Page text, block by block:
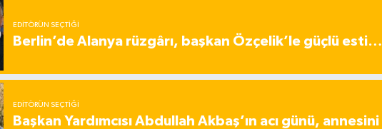
EDITÖRÜN SEÇTIĞI
Berlin’de Alanya rüzgârı, başkan Özçelik’le güçlü esti…
EDITÖRÜN SEÇTIĞI
Başkan Yardımcısı Abdullah Akbaş’ın acı günü, annesini